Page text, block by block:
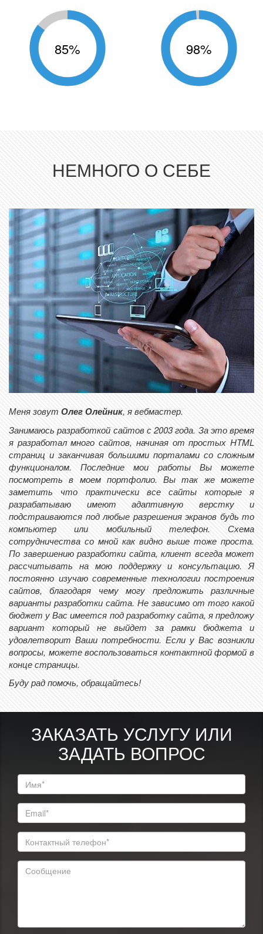
85% 98%
НЕМНОГО О СЕБЕ
Меня зовутОлег Олейник, я вебмастер.
Занимаюсь разработкой сайтов с 2003 года. За это время
я разработал много сайтов, начиная от простых HTML
страниц и заканчивая большими порталами со сложным
функционалом. Последние мои работы Вы можете
посмотреть в моем портфолио. Вы так же можете
заметить что практически все сайты которые я
разрабатываю имеют адаптивную верстку и
подстраиваются под любые разрешения экранов будь то
компьютер или мобильный телефон. Схема
сотрудничества со мной как видно выше тоже проста.
По завершению разработки сайта, клиент всегда может
рассчитывать на мою поддержку и консультацию. Я
постоянно изучаю современные технологии построения
сайтов, благодаря чему могу предложить различные
варианты разработки сайта. Не зависимо от того какой
бюджет у Вас имеется под разработку сайта, я предложу
вариант который не выйдет за рамки бюджета и
удовлетворит Ваши потребности. Если у Вас возникли
вопросы, можете воспользоваться контактной формой в
конце страницы.
Буду рад помочь, обращайтесь!
ЗАКАЗАТЬ УСЛУГУ ИЛИ
ЗАДАТЬ ВОПРОС